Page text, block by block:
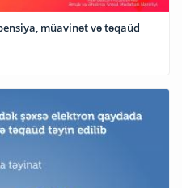
müavinət və təqaüd